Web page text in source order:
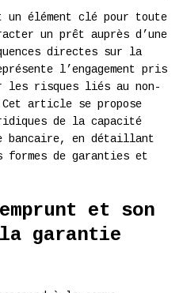
un élément clé pour toute
un prêt auprès d’une
directes sur la
l’engagement pris
les risques liés au non-
Cet article se propose
de la capacité
bancaire, en détaillant
formes de garanties et
et son
garantie